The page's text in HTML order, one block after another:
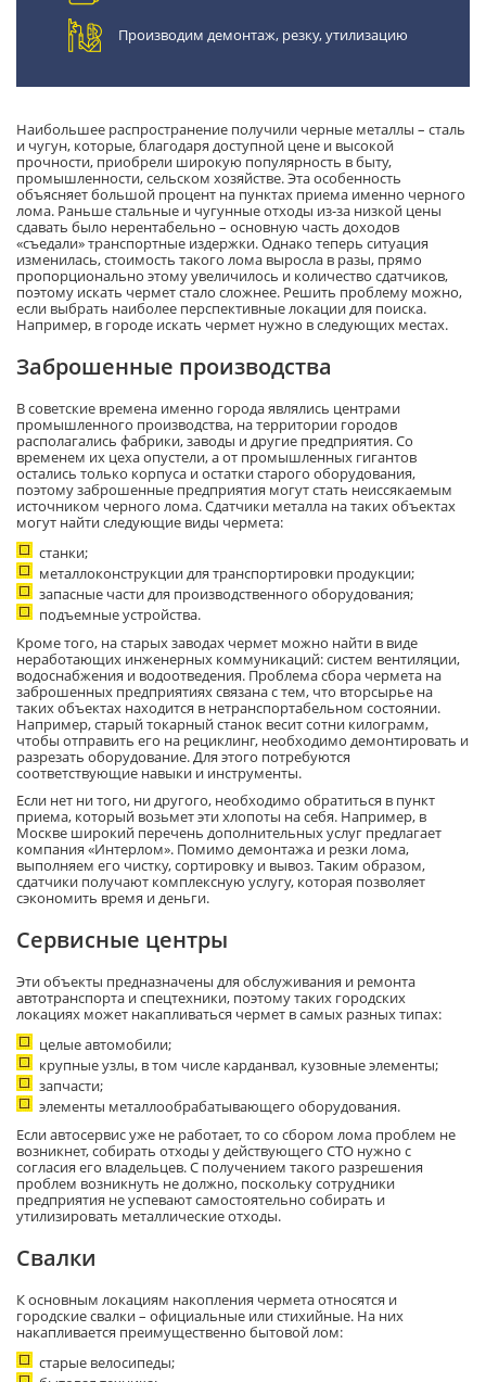
Производим демонтаж, резку, утилизацию
Наибольшее распространение получили черные металлы – сталь
и чугун, которые, благодаря доступной цене и высокой
прочности, приобрели широкую популярность в быту,
промышленности, сельском хозяйстве. Эта особенность
объясняет большой процент на пунктах приема именно черного
лома. Раньше стальные и чугунные отходы из-за низкой цены
сдавать было нерентабельно – основную часть доходов
«съедали» транспортные издержки. Однако теперь ситуация
изменилась, стоимость такого лома выросла в разы, прямо
пропорционально этому увеличилось и количество сдатчиков,
поэтому искать чермет стало сложнее. Решить проблему можно,
если выбрать наиболее перспективные локации для поиска.
Например, в городе искать чермет нужно в следующих местах.
Заброшенные производства
В советские времена именно города являлись центрами
промышленного производства, на территории городов
располагались фабрики, заводы и другие предприятия. Со
временем их цеха опустели, а от промышленных гигантов
остались только корпуса и остатки старого оборудования,
поэтому заброшенные предприятия могут стать неиссякаемым
источником черного лома. Сдатчики металла на таких объектах
могут найти следующие виды чермета:
станки;
металлоконструкции для транспортировки продукции;
запасные части для производственного оборудования;
подъемные устройства.
Кроме того, на старых заводах чермет можно найти в виде
неработающих инженерных коммуникаций: систем вентиляции,
водоснабжения и водоотведения. Проблема сбора чермета на
заброшенных предприятиях связана с тем, что вторсырье на
таких объектах находится в нетранспортабельном состоянии.
Например, старый токарный станок весит сотни килограмм,
чтобы отправить его на рециклинг, необходимо демонтировать и
разрезать оборудование. Для этого потребуются
соответствующие навыки и инструменты.
Если нет ни того, ни другого, необходимо обратиться в пункт
приема, который возьмет эти хлопоты на себя. Например, в
Москве широкий перечень дополнительных услуг предлагает
компания «Интерлом». Помимо демонтажа и резки лома,
выполняем его чистку, сортировку и вывоз. Таким образом,
сдатчики получают комплексную услугу, которая позволяет
сэкономить время и деньги.
Сервисные центры
Эти объекты предназначены для обслуживания и ремонта
автотранспорта и спецтехники, поэтому таких городских
локациях может накапливаться чермет в самых разных типах:
целые автомобили;
крупные узлы, в том числе карданвал, кузовные элементы;
запчасти;
элементы металлообрабатывающего оборудования.
Если автосервис уже не работает, то со сбором лома проблем не
возникнет, собирать отходы у действующего СТО нужно с
согласия его владельцев. С получением такого разрешения
проблем возникнуть не должно, поскольку сотрудники
предприятия не успевают самостоятельно собирать и
утилизировать металлические отходы.
Свалки
К основным локациям накопления чермета относятся и
городские свалки – официальные или стихийные. На них
накапливается преимущественно бытовой лом:
старые велосипеды;